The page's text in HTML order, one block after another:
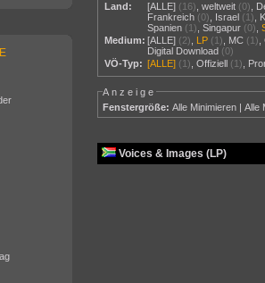
Land:
[ALLE] (16) ,weltweit (0)
Frankreich (0) Israel (1)
Spanien (1) ,Singapur (0) ,
Medium: [ALLE] (2) LP (1) MC (1) ,
Digital Download (0)
VÖ-Typ: [ALLE] (1) ,Offiziell (1)
Anzeige
Fenstergröße: Alle Minimieren |Alle
Voices & Images (LP)